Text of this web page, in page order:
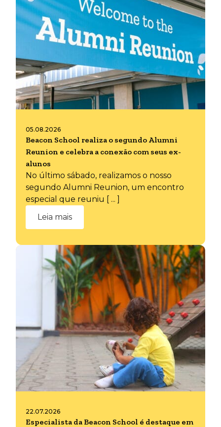
05.08.2026
Beacon School realiza o segundo Alumni
Reunion e celebra a conexão com seus ex-
alunos
No último sábado, realizamos o nosso
segundo Alumni Reunion, um encontro
especial que reuniu [ ... ]
Leia mais
22.07.2026
Especialista da Beacon School é destaque em